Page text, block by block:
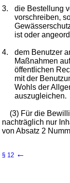
3.
die Bestellung
vorschreiben,
ist oder
4.
dem Benutzer
Maßnahmen
öffentlichen
mit der
Wohls der
auszugleichen.
(3) Für die
nachträglich nur
von Absatz 2
§ 12 ←